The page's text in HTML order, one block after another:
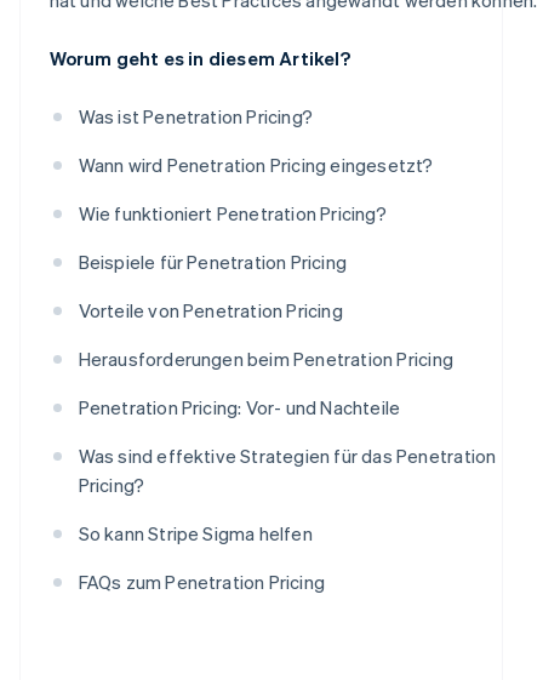
Worum geht es in diesem Artikel?
Was ist Penetration Pricing?
Wann wird Penetration Pricing eingesetzt?
Wie funktioniert Penetration Pricing?
Beispiele für Penetration Pricing
Vorteile von Penetration Pricing
Herausforderungen beim Penetration Pricing
Penetration Pricing: Vor- und Nachteile
Was sind effektive Strategien für das Penetration
Pricing?
So kann Stripe Sigma helfen
FAQs zum Penetration Pricing